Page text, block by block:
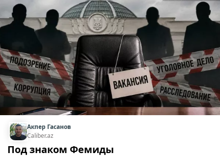
Акпер Гасанов
Caliber.az
Под знаком Фемиды